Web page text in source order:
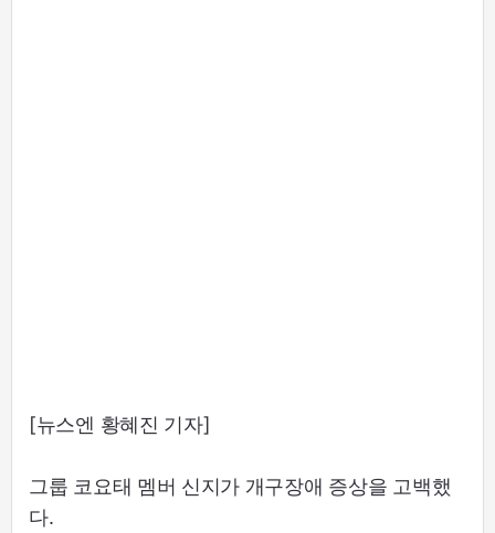
[뉴스엔 황혜진 기자]
그룹 코요태 멤버 신지가 개구장애 증상을 고백했
다.